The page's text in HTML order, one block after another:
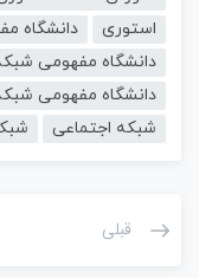
استوری
دانشگاه
دانشگاه مفهومی
دانشگاه مفهومی
شبکه اجتماعی
قبلی